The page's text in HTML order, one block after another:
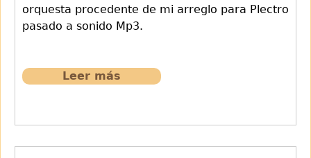
orquesta procedente de mi arreglo para Plectro
pasado a sonido Mp3.
Leer más
en